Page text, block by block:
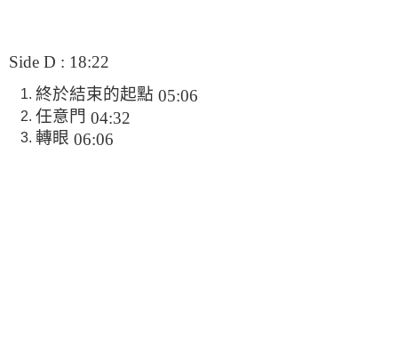
Side D : 18:22
終於結束的起點 05:06
任意門 04:32
轉眼 06:06